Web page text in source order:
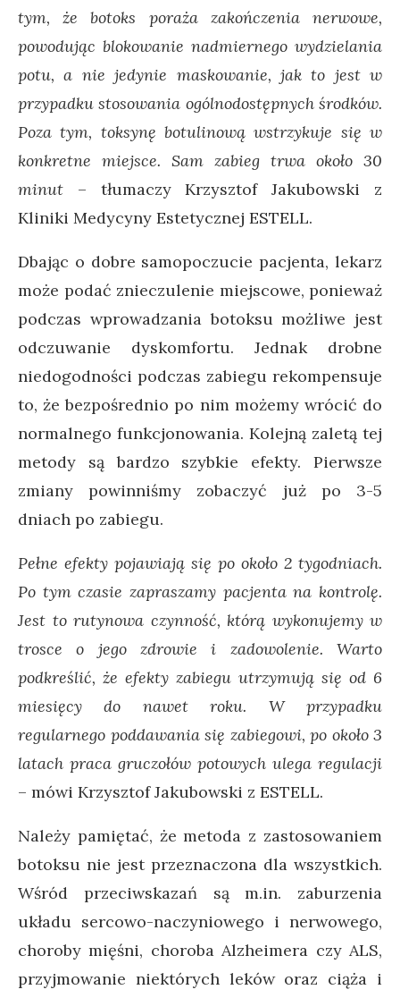
tym, że botoks poraża zakończenia nerwowe,
powodując blokowanie nadmiernego wydzielania
potu, a nie jedynie maskowanie, jak to jest w
przypadku stosowania ogólnodostępnych środków.
Poza tym, toksynę botulinową wstrzykuje się w
konkretne miejsce. Sam zabieg trwa około 30
minut – tłumaczy Krzysztof Jakubowski z
Kliniki Medycyny Estetycznej ESTELL.
Dbając o dobre samopoczucie pacjenta, lekarz
może podać znieczulenie miejscowe, ponieważ
podczas wprowadzania botoksu możliwe jest
odczuwanie dyskomfortu. Jednak drobne
niedogodności podczas zabiegu rekompensuje
to, że bezpośrednio po nim możemy wrócić do
normalnego funkcjonowania. Kolejną zaletą tej
metody są bardzo szybkie efekty. Pierwsze
zmiany powinniśmy zobaczyć już po 3-5
dniach po zabiegu.
Pełne efekty pojawiają się po około 2 tygodniach.
Po tym czasie zapraszamy pacjenta na kontrolę.
Jest to rutynowa czynność, którą wykonujemy w
trosce o jego zdrowie i zadowolenie. Warto
podkreślić, że efekty zabiegu utrzymują się od 6
miesięcy do nawet roku. W przypadku
regularnego poddawania się zabiegowi, po około 3
latach praca gruczołów potowych ulega regulacji
– mówi Krzysztof Jakubowski z ESTELL.
Należy pamiętać, że metoda z zastosowaniem
botoksu nie jest przeznaczona dla wszystkich.
Wśród przeciwskazań są m.in. zaburzenia
układu sercowo-naczyniowego i nerwowego,
choroby mięśni, choroba Alzheimera czy ALS,
przyjmowanie niektórych leków oraz ciąża i